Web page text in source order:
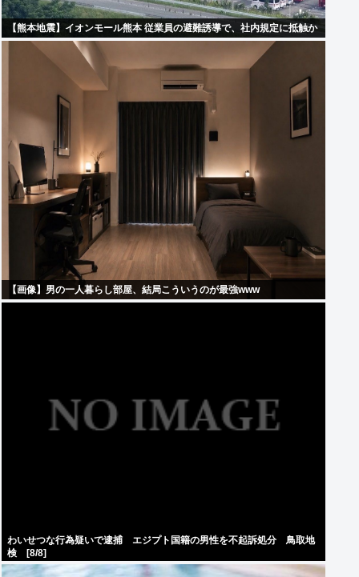
【熊本地震】イオンモール熊本 従業員の避難誘導で、社内規定に抵触か
【画像】男の一人暮らし部屋、結局こういうのが最強www
わいせつな行為疑いで逮捕 エジプト国籍の男性を不起訴処分 鳥取地
検 [8/8]